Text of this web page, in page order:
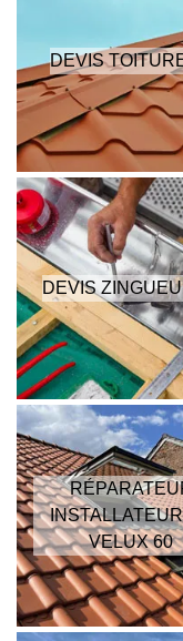
DEVIS
DEVIS
VELUX 60